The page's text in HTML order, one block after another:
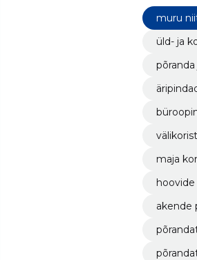
muru
üld- ja
maja
akende